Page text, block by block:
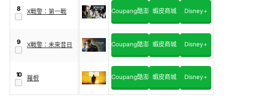
8 X戰警：第一戰 Coupang酷澎 蝦皮商城 Disney+
9 X戰警：未來昔日 Coupang酷澎 蝦皮商城 Disney+
10
羅根 Coupang酷澎 蝦皮商城 Disney+